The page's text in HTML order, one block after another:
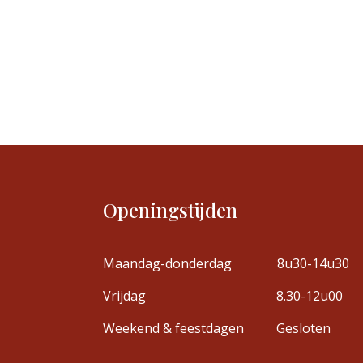
Openingstijden
Maandag-donderdag
8u30-14u30
Vrijdag
8.30-12u00
Weekend & feestdagen
Gesloten